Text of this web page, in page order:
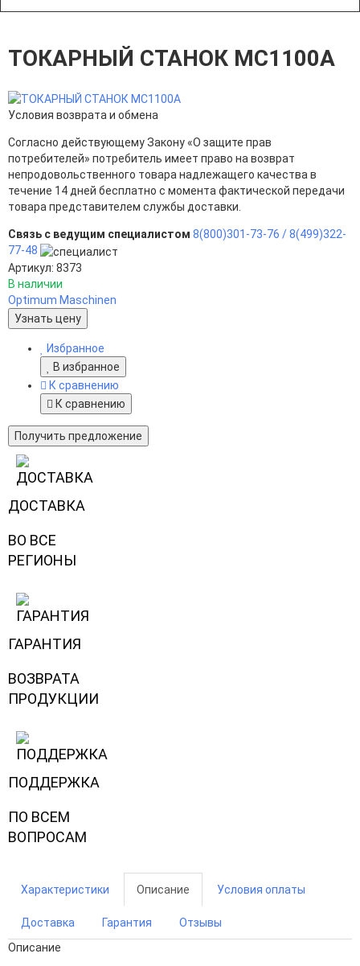
ТОКАРНЫЙ СТАНОК MC1100A
Условия возврата и обмена
Согласно действующему Закону «О защите прав
потребителей» потребитель имеет право на возврат
непродовольственного товара надлежащего качества в
течение 14 дней бесплатно с момента фактической передачи
товара представителем службы доставки.
Связь с ведущим специалистом 8(800)301-73-76 /8(499)322-
77-48
Артикул: 8373
В наличии
Optimum Maschinen
Узнать цену
Избранное
В избранное
К сравнению
К сравнению
Получить предложение
ДОСТАВКА
ВО ВСЕ
РЕГИОНЫ
ГАРАНТИЯ
ВОЗВРАТА
ПРОДУКЦИИ
ПОДДЕРЖКА
ПО ВСЕМ
ВОПРОСАМ
Характеристики Описание Условия оплаты
Доставка Гарантия
Отзывы
Описание